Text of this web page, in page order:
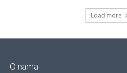
Load more
O nama